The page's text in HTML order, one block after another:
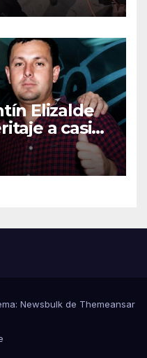
Elizalde
a casi
Newsbulkde Themeansar